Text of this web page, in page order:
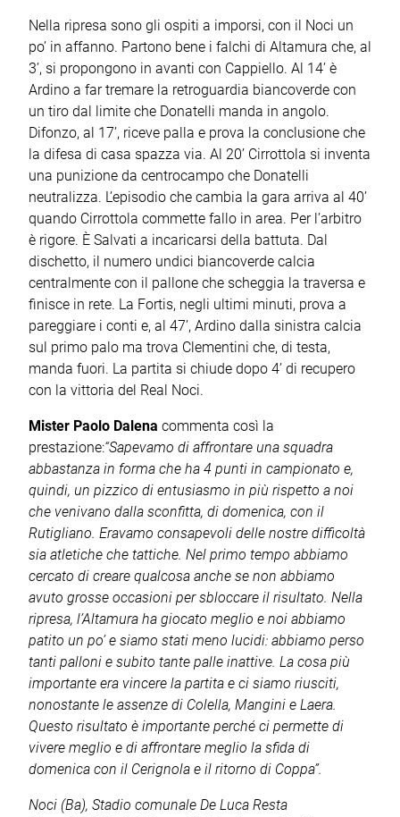
Nella ripresa sono gli ospiti a imporsi, con il Noci un
po’ in affanno. Partono bene i falchi di Altamura che, al
3’, si propongono in avanti con Cappiello. Al 14’ è
Ardino a far tremare la retroguardia biancoverde con
un tiro dal limite che Donatelli manda in angolo.
Difonzo, al 17’, riceve palla e prova la conclusione che
la difesa di casa spazza via. Al 20’ Cirrottola si inventa
una punizione da centrocampo che Donatelli
neutralizza. L’episodio che cambia la gara arriva al 40’
quando Cirrottola commette fallo in area. Per l’arbitro
è rigore. È Salvati a incaricarsi della battuta. Dal
dischetto, il numero undici biancoverde calcia
centralmente con il pallone che scheggia la traversa e
finisce in rete. La Fortis, negli ultimi minuti, prova a
pareggiare i conti e, al 47’, Ardino dalla sinistra calcia
sul primo palo ma trova Clementini che, di testa,
manda fuori. La partita si chiude dopo 4’ di recupero
con la vittoria del Real Noci.
Mister Paolo Dalena commenta così la
prestazione:“Sapevamo di affrontare una squadra
abbastanza in forma che ha 4 punti in campionato e,
quindi, un pizzico di entusiasmo in più rispetto a noi
che venivano dalla sconfitta, di domenica, con il
Rutigliano. Eravamo consapevoli delle nostre difficoltà
sia atletiche che tattiche. Nel primo tempo abbiamo
cercato di creare qualcosa anche se non abbiamo
avuto grosse occasioni per sbloccare il risultato. Nella
ripresa, l’Altamura ha giocato meglio e noi abbiamo
patito un po’ e siamo stati meno lucidi: abbiamo perso
tanti palloni e subito tante palle inattive. La cosa più
importante era vincere la partita e ci siamo riusciti,
nonostante le assenze di Colella, Mangini e Laera.
Questo risultato è importante perché ci permette di
vivere meglio e di affrontare meglio la sfida di
domenica con il Cerignola e il ritorno di Coppa”.
Noci (Ba), Stadio comunale De Luca Resta